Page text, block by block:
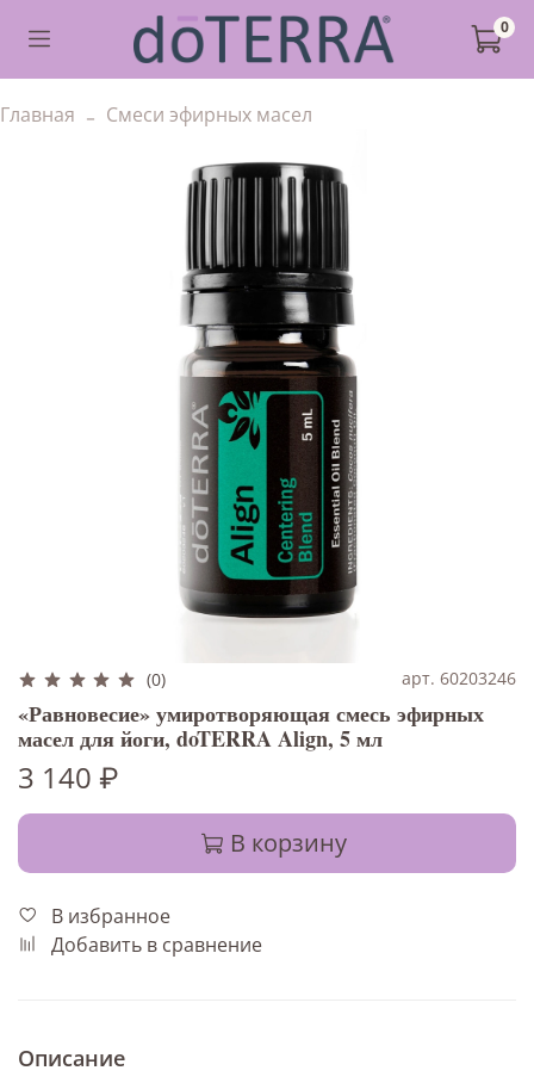
0
Главная Смеси эфирных масел
(0) арт. 60203246
«Равновесие» умиротворяющая смесь эфирных
масел для йоги, doTERRA Align, 5 мл
3 140 ₽
В корзину
В избранное
Добавить в сравнение
Описание